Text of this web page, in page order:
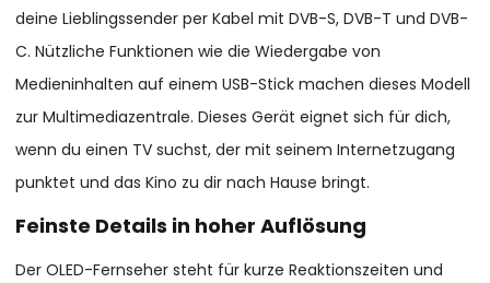
deine Lieblingssender per Kabel mit DVB-S, DVB-T und DVB-
C. Nützliche Funktionen wie die Wiedergabe von
Medieninhalten auf einem USB-Stick machen dieses Modell
zur Multimediazentrale. Dieses Gerät eignet sich für dich,
wenn du einen TV suchst, der mit seinem Internetzugang
punktet und das Kino zu dir nach Hause bringt.
Feinste Details in hoher Auflösung
Der OLED-Fernseher steht für kurze Reaktionszeiten und